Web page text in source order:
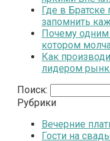
Где в Братске
запомнить
Почему одним
котором
Как
лидером
Поиск:
Рубрики
Вечерние
Гости на